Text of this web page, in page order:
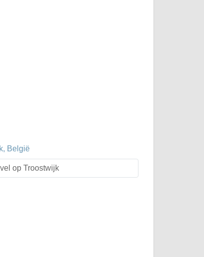
België
op Troostwijk